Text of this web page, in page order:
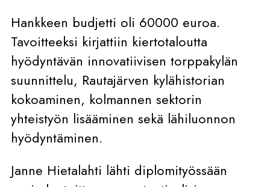
Hankkeen budjetti oli 60000 euroa.
Tavoitteeksi kirjattiin kiertotaloutta
hyödyntävän innovatiivisen torppakylän
suunnittelu, Rautajärven kylähistorian
kokoaminen, kolmannen sektorin
yhteistyön lisääminen sekä lähiluonnon
hyödyntäminen.
Janne Hietalahti lähti diplomityössään